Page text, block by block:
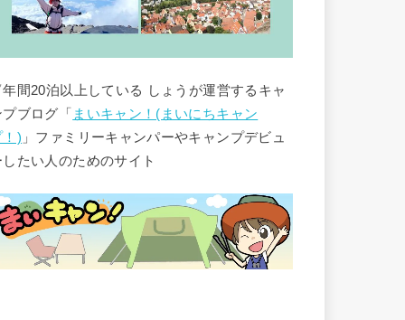
間20泊以上している しょうが運営するキャ
ブログ「 まいキャン！(まいにちキャン
！) 」ファミリーキャンパーやキャンプデビュ
したい人のためのサイト